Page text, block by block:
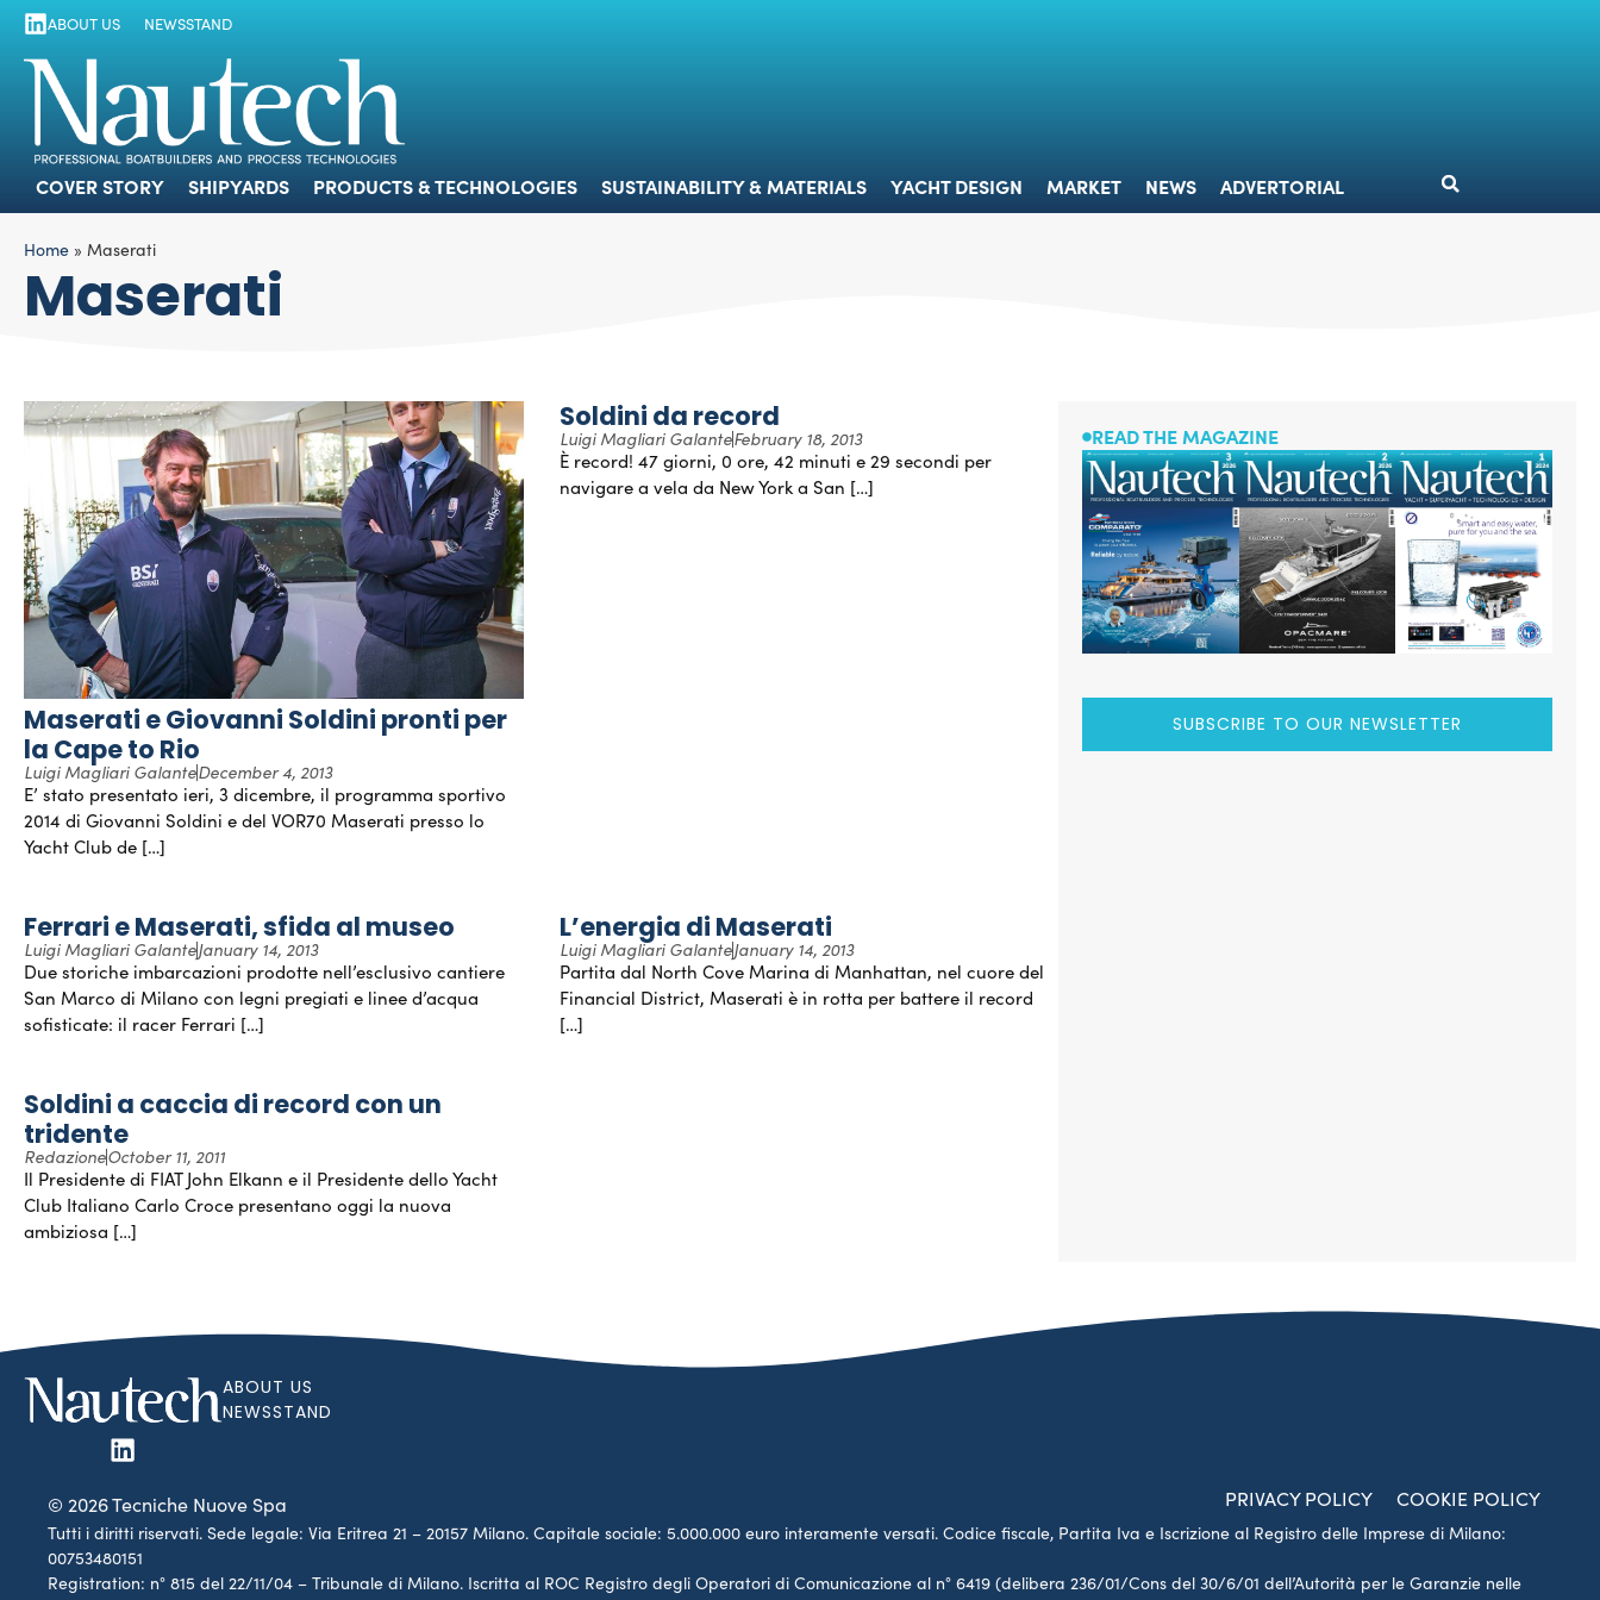
COVER STORY
ABOUT US NEWSSTAND
COVER STORY SHIPYARDS PRODUCTS & TECHNOLOGIES SUSTAINABILITY & MATERIALS YACHT DESIGN MARKET NEWS ADVERTORIAL
Home » Maserati
Maserati
Maserati e Giovanni Soldini pronti per
la Cape to Rio
Luigi Magliari GalanteDecember 4, 2013
E’ stato presentato ieri, 3 dicembre, il programma sportivo
2014 di Giovanni Soldini e del VOR70 Maserati presso lo
Yacht Club de […]
Soldini da record
Luigi Magliari GalanteFebruary 18, 2013
È record! 47 giorni, 0 ore, 42 minuti e 29 secondi per
navigare a vela da New York a San […]
Ferrari e Maserati, sfida al museo
Luigi Magliari GalanteJanuary 14, 2013
Due storiche imbarcazioni prodotte nell’esclusivo cantiere
San Marco di Milano con legni pregiati e linee d’acqua
sofisticate: il racer Ferrari […]
L’energia di Maserati
Luigi Magliari GalanteJanuary 14, 2013
Partita dal North Cove Marina di Manhattan, nel cuore del
Financial District, Maserati è in rotta per battere il record
[…]
Soldini a caccia di record con un
tridente
RedazioneOctober 11, 2011
Il Presidente di FIAT John Elkann e il Presidente dello Yacht
Club Italiano Carlo Croce presentano oggi la nuova
ambiziosa […]
READ THE MAGAZINE
SUBSCRIBE TO OUR NEWSLETTER
ABOUT US
NEWSSTAND
© 2026 Tecniche Nuove Spa PRIVACY POLICY COOKIE POLICY
Tutti i diritti riservati. Sede legale: Via Eritrea 21 – 20157 Milano. Capitale sociale: 5.000.000 euro interamente versati. Codice fiscale, Partita Iva e Iscrizione al Registro delle Imprese di Milano:
00753480151
Registration: n° 815 del 22/11/04 – Tribunale di Milano. Iscritta al ROC Registro degli Operatori di Comunicazione al n° 6419 (delibera 236/01/Cons del 30/6/01 dell’Autorità per le Garanzie nelle